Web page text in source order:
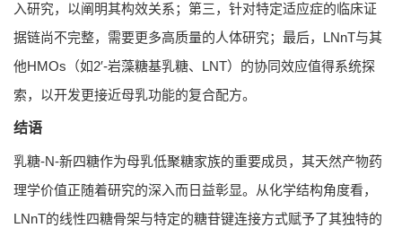
入研究，以阐明其构效关系；第三，针对特定适应症的临床证
据链尚不完整，需要更多高质量的人体研究；最后，LNnT与其
他HMOs（如2′-岩藻糖基乳糖、LNT）的协同效应值得系统探
索，以开发更接近母乳功能的复合配方。
结语
乳糖-N-新四糖作为母乳低聚糖家族的重要成员，其天然产物药
理学价值正随着研究的深入而日益彰显。从化学结构角度看，
LNnT的线性四糖骨架与特定的糖苷键连接方式赋予了其独特的